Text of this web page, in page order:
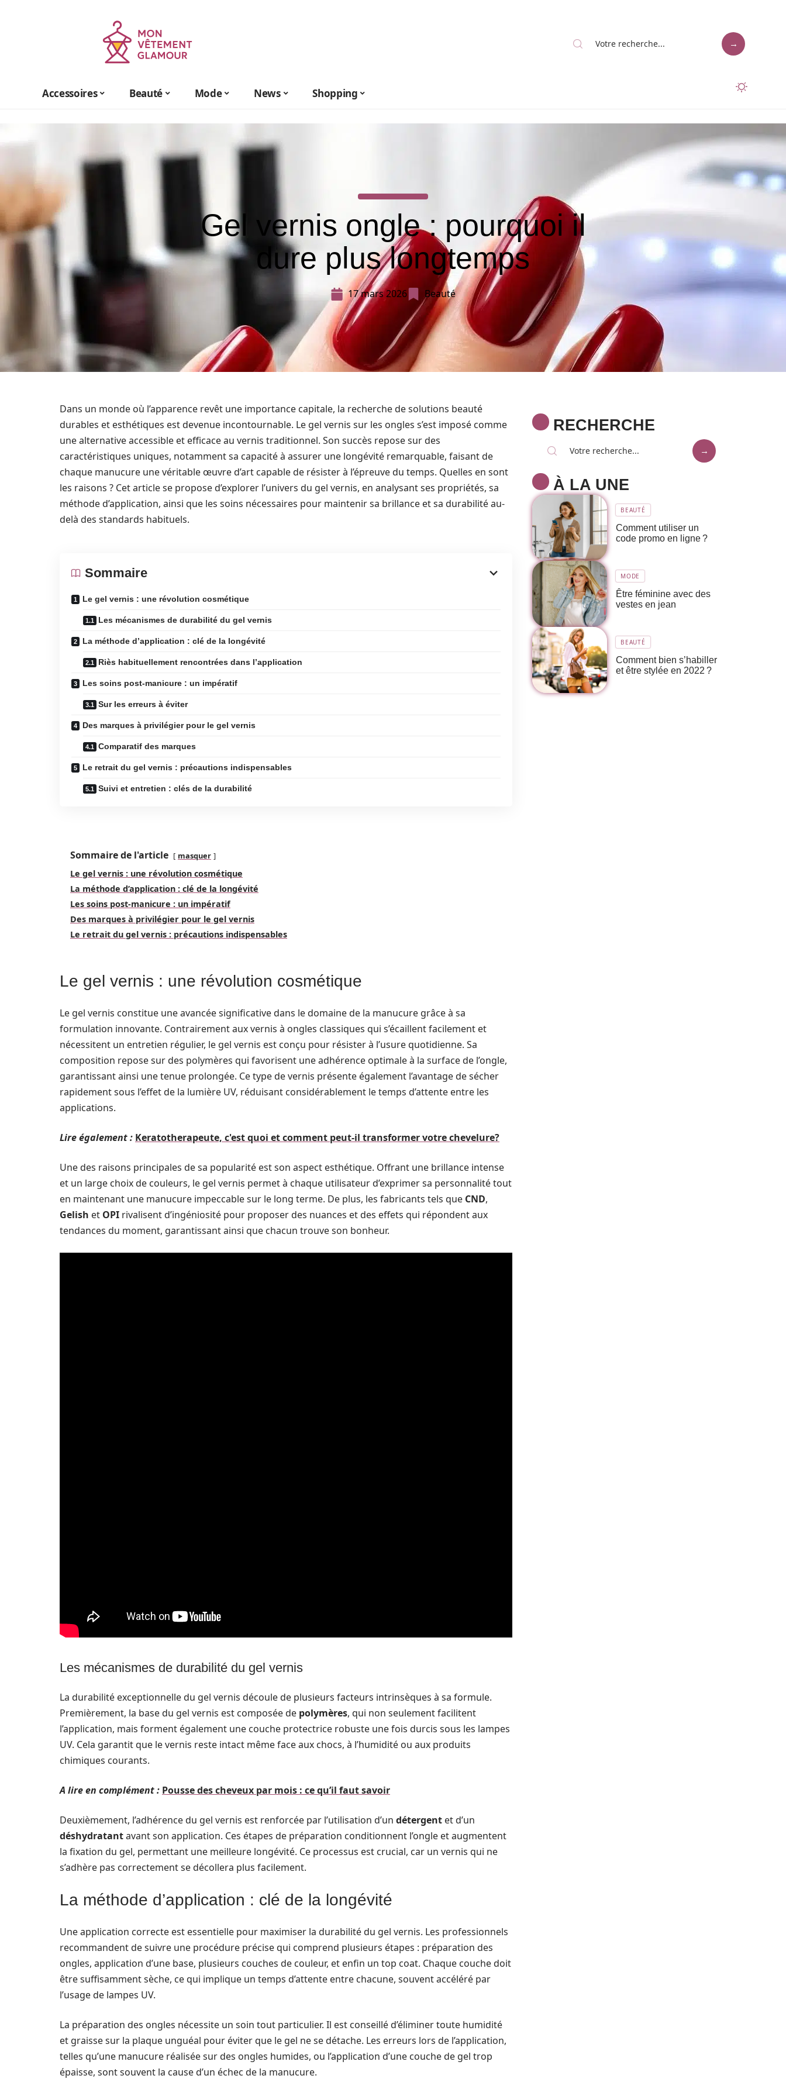
Accessoires Beauté Mode News Shopping
Gel vernis ongle : pourquoi il
dure plus longtemps
17 mars 2026 Beauté
Dans un monde où l’apparence revêt une importance capitale, la recherche de solutions beauté
durables et esthétiques est devenue incontournable. Le gel vernis sur les ongles s’est imposé comme
une alternative accessible et efficace au vernis traditionnel. Son succès repose sur des
caractéristiques uniques, notamment sa capacité à assurer une longévité remarquable, faisant de
chaque manucure une véritable œuvre d’art capable de résister à l’épreuve du temps. Quelles en sont
les raisons ? Cet article se propose d’explorer l’univers du gel vernis, en analysant ses propriétés, sa
méthode d’application, ainsi que les soins nécessaires pour maintenir sa brillance et sa durabilité au-
delà des standards habituels.
Sommaire
Le gel vernis : une révolution cosmétique
Les mécanismes de durabilité du gel vernis
La méthode d’application : clé de la longévité
Riès habituellement rencontrées dans l’application
Les soins post-manicure : un impératif
Sur les erreurs à éviter
Des marques à privilégier pour le gel vernis
Comparatif des marques
Le retrait du gel vernis : précautions indispensables
Suivi et entretien : clés de la durabilité
Sommaire de l'article masquer
Le gel vernis : une révolution cosmétique
La méthode d’application : clé de la longévité
Les soins post-manicure : un impératif
Des marques à privilégier pour le gel vernis
Le retrait du gel vernis : précautions indispensables
Le gel vernis : une révolution cosmétique
Le gel vernis constitue une avancée significative dans le domaine de la manucure grâce à sa
formulation innovante. Contrairement aux vernis à ongles classiques qui s’écaillent facilement et
nécessitent un entretien régulier, le gel vernis est conçu pour résister à l’usure quotidienne. Sa
composition repose sur des polymères qui favorisent une adhérence optimale à la surface de l’ongle,
garantissant ainsi une tenue prolongée. Ce type de vernis présente également l’avantage de sécher
rapidement sous l’effet de la lumière UV, réduisant considérablement le temps d’attente entre les
applications.
Lire également : Keratotherapeute, c'est quoi et comment peut-il transformer votre chevelure?
Une des raisons principales de sa popularité est son aspect esthétique. Offrant une brillance intense
et un large choix de couleurs, le gel vernis permet à chaque utilisateur d’exprimer sa personnalité tout
en maintenant une manucure impeccable sur le long terme. De plus, les fabricants tels que CND,
Gelish et OPI rivalisent d’ingéniosité pour proposer des nuances et des effets qui répondent aux
tendances du moment, garantissant ainsi que chacun trouve son bonheur.
Les mécanismes de durabilité du gel vernis
La durabilité exceptionnelle du gel vernis découle de plusieurs facteurs intrinsèques à sa formule.
Premièrement, la base du gel vernis est composée de polymères, qui non seulement facilitent
l’application, mais forment également une couche protectrice robuste une fois durcis sous les lampes
UV. Cela garantit que le vernis reste intact même face aux chocs, à l’humidité ou aux produits
chimiques courants.
A lire en complément : Pousse des cheveux par mois : ce qu’il faut savoir
Deuxièmement, l’adhérence du gel vernis est renforcée par l’utilisation d’un détergent et d’un
déshydratantavant son application. Ces étapes de préparation conditionnent l’ongle et augmentent
la fixation du gel, permettant une meilleure longévité. Ce processus est crucial, car un vernis qui ne
s’adhère pas correctement se décollera plus facilement.
La méthode d’application : clé de la longévité
Une application correcte est essentielle pour maximiser la durabilité du gel vernis. Les professionnels
recommandent de suivre une procédure précise qui comprend plusieurs étapes : préparation des
ongles, application d’une base, plusieurs couches de couleur, et enfin un top coat. Chaque couche doit
être suffisamment sèche, ce qui implique un temps d’attente entre chacune, souvent accéléré par
l’usage de lampes UV.
La préparation des ongles nécessite un soin tout particulier. Il est conseillé d’éliminer toute humidité
et graisse sur la plaque unguéal pour éviter que le gel ne se détache. Les erreurs lors de l’application,
telles qu’une manucure réalisée sur des ongles humides, ou l’application d’une couche de gel trop
épaisse, sont souvent la cause d’un échec de la manucure.
RECHERCHE
À LA UNE
BEAUTÉ
Comment utiliser un
code promo en ligne ?
MODE
Être féminine avec des
vestes en jean
BEAUTÉ
Comment bien s’habiller
et être stylée en 2022 ?